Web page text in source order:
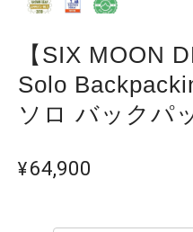
【SIX MOON
Solo
ソロ バックパ
¥64,900